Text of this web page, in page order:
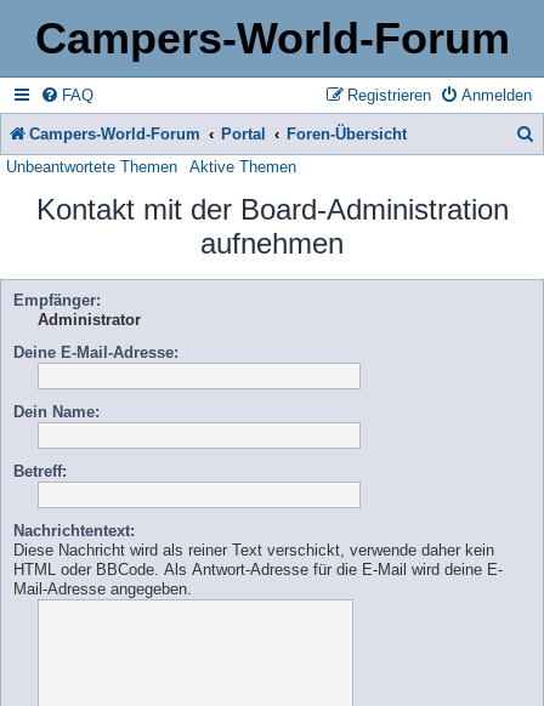
Campers-World-Forum
FAQ Anmelden
Registrieren
Campers-World-Forum Portal Foren-Übersicht
Unbeantwortete Themen Aktive Themen
Kontakt mit der Board-Administration
aufnehmen
Empfänger:
Administrator
Deine E-Mail-Adresse:
Dein Name:
Betreff:
Nachrichtentext:
Diese Nachricht wird als reiner Text verschickt, verwende daher kein
HTML oder BBCode. Als Antwort-Adresse für die E-Mail wird deine E-
Mail-Adresse angegeben.